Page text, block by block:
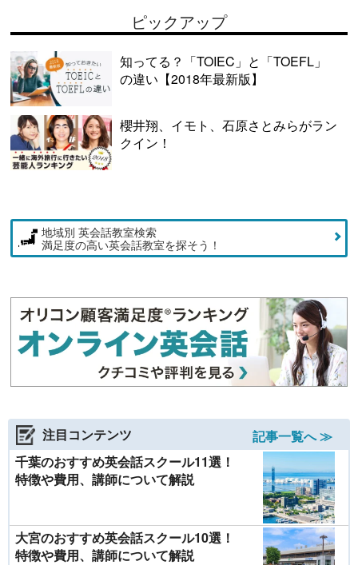
ピックアップ
知ってる？「TOIEC」と「TOEFL」
の違い【2018年最新版】
櫻井翔、イモト、石原さとみらがラン
クイン！
地域別 英会話教室検索
満足度の高い英会話教室を探そう！
注目コンテンツ
記事一覧へ ≫
千葉のおすすめ英会話スクール11選！
特徴や費用、講師について解説
大宮のおすすめ英会話スクール10選！
特徴や費用、講師について解説